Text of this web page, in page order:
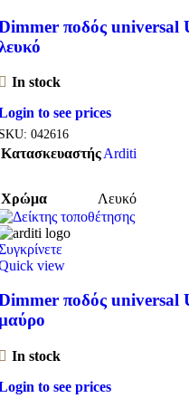
ποδός universal
In stock
to see prices
042616
ΚατασκευαστήςArditi
Χρώμα Λευκό
view
ποδός universal
In stock
to see prices